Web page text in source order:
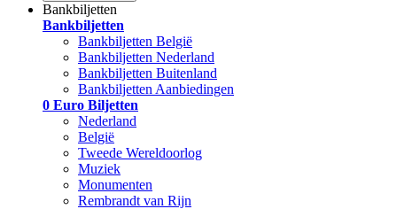
Bankbiljetten
Bankbiljetten
Bankbiljetten België
Bankbiljetten Nederland
Bankbiljetten Buitenland
Bankbiljetten Aanbiedingen
0 Euro Biljetten
Nederland
België
Tweede Wereldoorlog
Muziek
Monumenten
Rembrandt van Rijn